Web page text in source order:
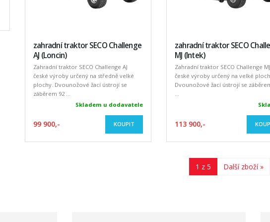
zahradní traktor SECO Challenge
AJ (Loncin)
Zahradní traktor SECO Challenge AJ
české výroby určený na středně velké
plochy. Dvounožové žací ústrojí se
záběrem 92 ...
Skladem u dodavatele
99 900,- KOUPIT
zahradní traktor SECO
MJ (Intek)
Zahradní traktor SECO Challenge MJ
české výroby určený na velké
Dvounožové žací ústrojí se
113 900,-
1 z 5 Další zboží »